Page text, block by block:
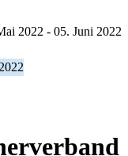
2022 - 05. Juni 2022